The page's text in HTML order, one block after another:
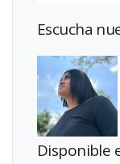
Escucha
Disponible